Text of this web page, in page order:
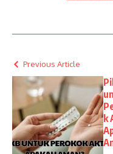
Previous Article
k